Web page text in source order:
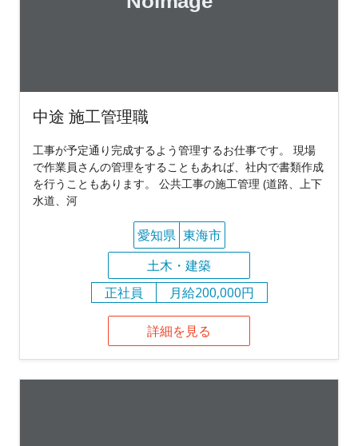
中途 施工管理職
工事が予定通り完成するよう管理するお仕事です。 現場
で作業員さんの管理をすることもあれば、社内で書類作成
を行うこともあります。 公共工事の施工管理 (道路、上下
水道、河
愛知県 東海市
土木・建築
正社員
月給200,000円
詳細を見る